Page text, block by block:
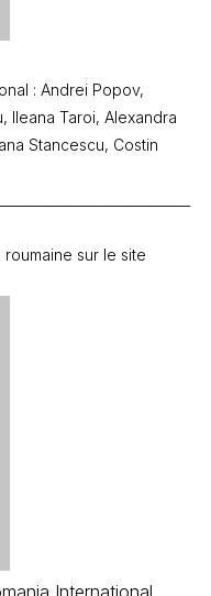
: Andrei Popov,
Ileana Taroi, Alexandra
Stancescu, Costin
sur le site
International